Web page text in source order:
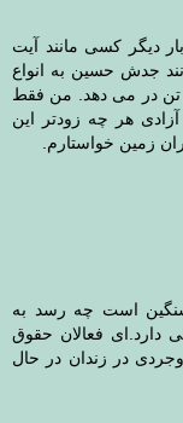
دیگر کسی مانند آیت
جدش حسین به انواع
تن در می دهد. من فقط
هر چه زودتر این
زمین خواستارم.
است چه رسد به
دارد.ای فعالان حقوق
در زندان در حال